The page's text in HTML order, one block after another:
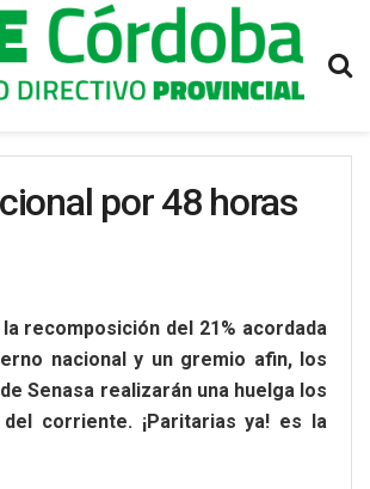
por 48 horas
recomposición del 21% acordada
nacional y un gremio afin, los
Senasa realizarán una huelga los
corriente. ¡Paritarias ya! es la